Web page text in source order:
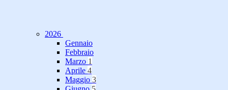
2026
Gennaio
Febbraio
Marzo 1
Aprile 4
Maggio 3